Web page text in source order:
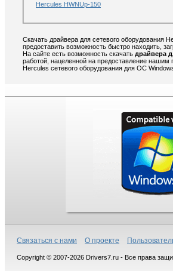
Hercules HWNUp-150
Скачать драйвера для сетевого оборудования
предоставить возможность быстро находить,
На сайте есть возможность скачать драйвера
работой, нацеленной на предоставление нашим
Hercules сетевого оборудования для ОС
Связаться с нами О проекте
Copyright © 2007-2026 Drivers7.ru - Все права